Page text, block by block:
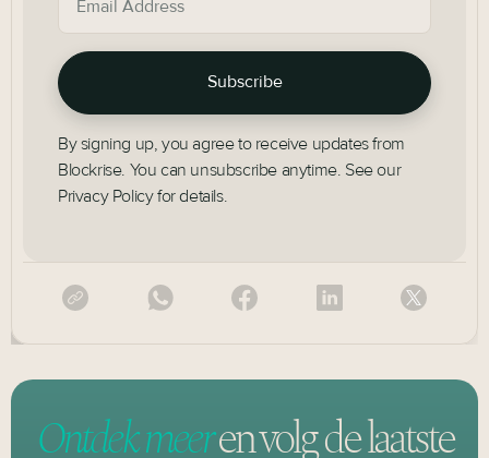
By signing up, you agree to receive updates from
Blockrise. You can unsubscribe anytime. See our
Privacy Policy for details.
Ontdek meeren volgde laatste